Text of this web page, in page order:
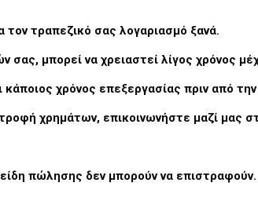
τραπεζικό σας λογαριασμό ξανά.
σας, μπορεί να χρειαστεί λίγος χρόνος
χρόνος επεξεργασίας πριν από
χρημάτων, επικοινωνήστε μαζί μας
πώλησης δεν μπορούν να επιστραφούν.